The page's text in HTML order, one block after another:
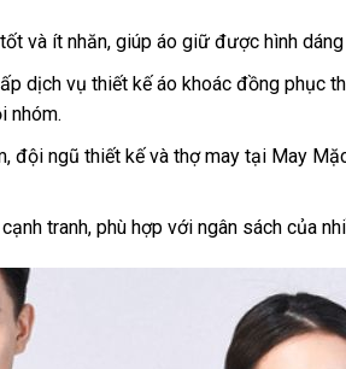
và ít nhăn, giúp áo giữ được hình
dịch vụ thiết kế áo khoác đồng phục
nhóm.
đội ngũ thiết kế và thợ may tại May
tranh, phù hợp với ngân sách của